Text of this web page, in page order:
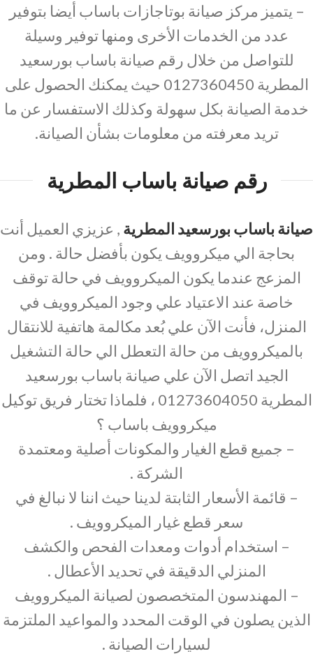
– يتميز مركز صيانة بوتاجازات باساب أيضا بتوفير
عدد من الخدمات الأخرى ومنها توفير وسيلة
للتواصل من خلال رقم صيانة باساب بورسعيد
المطرية 0127360450 حيث يمكنك الحصول على
خدمة الصيانة بكل سهولة وكذلك الاستفسار عن ما
تريد معرفته من معلومات بشأن الصيانة.
رقم صيانة باساب المطرية
صيانة باساب بورسعيد المطرية , عزيزي العميل أنت
بحاجة الي ميكروويف يكون بأفضل حالة . ومن
المزعج عندما يكون الميكروويف في حالة توقف
خاصة عند الاعتياد علي وجود الميكروويف في
المنزل، فأنت الآن علي بُعد مكالمة هاتفية للانتقال
بالميكروويف من حالة التعطل الي حالة التشغيل
الجيد اتصل الآن علي صيانة باساب بورسعيد
المطرية 01273604050 ، فلماذا تختار فريق توكيل
ميكروويف باساب ؟
– جميع قطع الغيار والمكونات أصلية ومعتمدة
الشركة .
– قائمة الأسعار الثابتة لدينا حيث اننا لا نبالغ في
سعر قطع غيار الميكروويف .
– استخدام أدوات ومعدات الفحص والكشف
المنزلي الدقيقة في تحديد الأعطال .
– المهندسون المتخصصون لصيانة الميكروويف
الذين يصلون في الوقت المحدد والمواعيد الملتزمة
لسيارات الصيانة .